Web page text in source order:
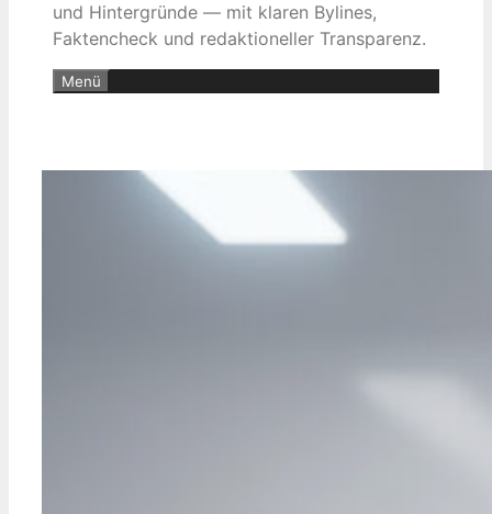
und Hintergründe — mit klaren Bylines,
Faktencheck und redaktioneller Transparenz.
Menü